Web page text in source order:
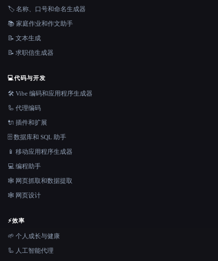
🏷️ 名称、口号和命名生成器
📚 家庭作业和作文助手
📝 文本生成
📝 求职信生成器
💻代码与开发
🛠️ Vibe 编码和应用程序生成器
🦾 代理编码
🔌 插件和扩展
🗄️ 数据库和 SQL 助手
📱 移动应用程序生成器
💻 编程助手
🕸️ 网页抓取和数据提取
🕸 网页设计
⚡效率
🌱 个人成长与健康
🦾 人工智能代理